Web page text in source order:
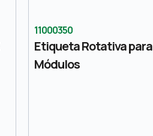
11000350
Etiqueta Rotativa para
Módulos